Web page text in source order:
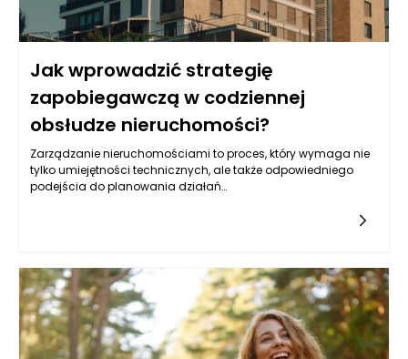
Jak wprowadzić strategię
zapobiegawczą w codziennej
obsłudze nieruchomości?
Zarządzanie nieruchomościami to proces, który wymaga nie
tylko umiejętności technicznych, ale także odpowiedniego
podejścia do planowania działań
codziennej obsłudze nieruchomości może zminimalizować
nieruchomości. Kluczem do skutecznego zarządzania
nieruchomościami Szczecin jest bowiem nie tylko reagowanie
na sytuacje kryzysowe, ale przede wszystkim ich
przewidywanie i unikanie. By zrealizować tę ideę, warto
opracować kompleksowy plan, który obejmuje zarówno
aspekty techniczne, jak i organizacyjne.